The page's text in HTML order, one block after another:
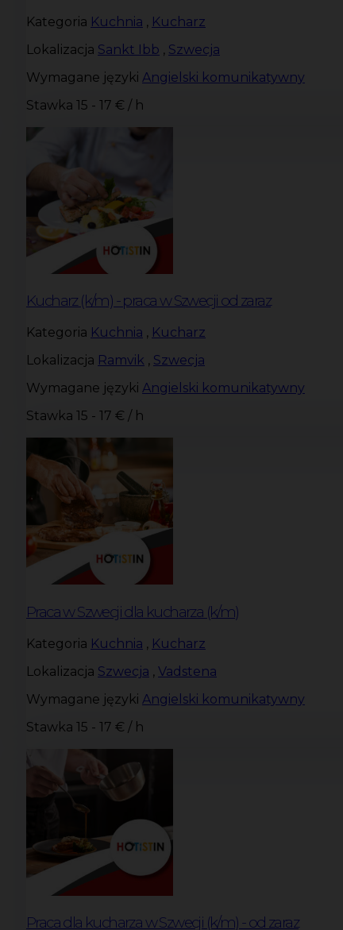
Kategoria Kuchnia , Kucharz
Lokalizacja Sankt Ibb , Szwecja
Wymagane języki Angielski komunikatywny
Stawka 15 - 17 € / h
Kucharz (k/m) - praca w Szwecji od zaraz
Kategoria Kuchnia , Kucharz
Lokalizacja Ramvik , Szwecja
Wymagane języki Angielski komunikatywny
Stawka 15 - 17 € / h
Praca w Szwecji dla kucharza (k/m)
Kategoria Kuchnia , Kucharz
Lokalizacja Szwecja , Vadstena
Wymagane języki Angielski komunikatywny
Stawka 15 - 17 € / h
Praca dla kucharza w Szwecji (k/m) - od zaraz